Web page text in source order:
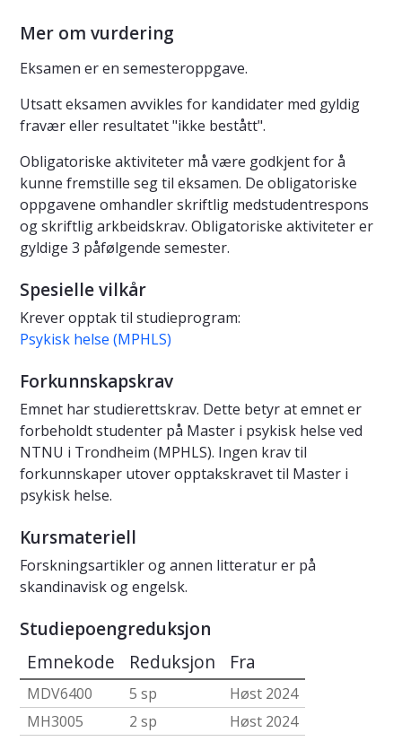
Mer om vurdering
Eksamen er en semesteroppgave.
Utsatt eksamen avvikles for kandidater med gyldig
fravær eller resultatet "ikke bestått".
Obligatoriske aktiviteter må være godkjent for å
kunne fremstille seg til eksamen. De obligatoriske
oppgavene omhandler skriftlig medstudentrespons
og skriftlig arkbeidskrav. Obligatoriske aktiviteter er
gyldige 3 påfølgende semester.
Spesielle vilkår
Krever opptak til studieprogram:
Psykisk helse (MPHLS)
Forkunnskapskrav
Emnet har studierettskrav. Dette betyr at emnet er
forbeholdt studenter på Master i psykisk helse ved
NTNU i Trondheim (MPHLS). Ingen krav til
forkunnskaper utover opptakskravet til Master i
psykisk helse.
Kursmateriell
Forskningsartikler og annen litteratur er på
skandinavisk og engelsk.
Studiepoengreduksjon
Emnekode Reduksjon Fra
MDV6400 5 sp
Høst 2024
MH3005
2 sp
Høst 2024